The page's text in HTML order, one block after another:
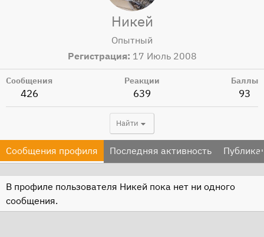
Никей
Опытный
Регистрация 17 Июль 2008
Сообщения
426
Реакции
639
Баллы
93
Найти
Сообщения профиля Последняя активность
В профиле пользователя Никей пока нет ни одного
сообщения.